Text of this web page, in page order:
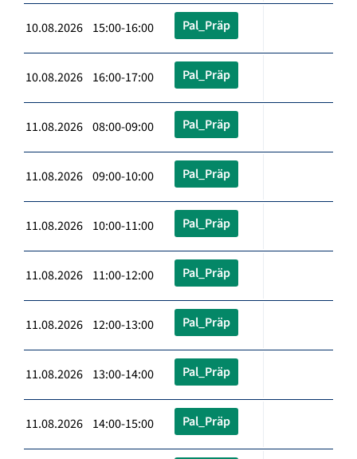
10.08.2026 15:00-16:00 Pal_Präp
10.08.2026 16:00-17:00 Pal_Präp
11.08.2026 08:00-09:00 Pal_Präp
11.08.2026 09:00-10:00 Pal_Präp
11.08.2026 10:00-11:00 Pal_Präp
11.08.2026 11:00-12:00 Pal_Präp
11.08.2026 12:00-13:00 Pal_Präp
11.08.2026 13:00-14:00 Pal_Präp
11.08.2026 14:00-15:00 Pal_Präp